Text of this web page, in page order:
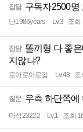
잡담 구독자2500명
난1986years Lv.3 조회
잡담 똘끼형 다 좋
지않냐?
로아로아로앜 Lv.43 조
질문 우측 하단쪽에
마석23222 Lv.1 조회